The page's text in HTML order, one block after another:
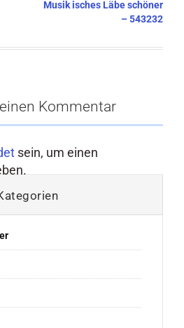
Musik isches Läbe schöner
– 543232
Kommentar
sein, um einen